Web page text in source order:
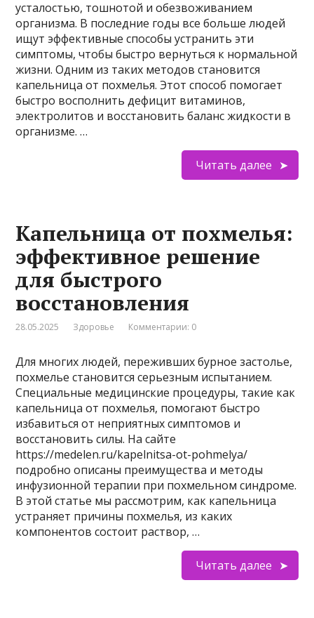
усталостью, тошнотой и обезвоживанием
организма. В последние годы все больше людей
ищут эффективные способы устранить эти
симптомы, чтобы быстро вернуться к нормальной
жизни. Одним из таких методов становится
капельница от похмелья. Этот способ помогает
быстро восполнить дефицит витаминов,
электролитов и восстановить баланс жидкости в
организме. …
Читать далее
Капельница от похмелья:
эффективное решение
для быстрого
восстановления
28.05.2025 Здоровье Комментарии: 0
Для многих людей, переживших бурное застолье,
похмелье становится серьезным испытанием.
Специальные медицинские процедуры, такие как
капельница от похмелья, помогают быстро
избавиться от неприятных симптомов и
восстановить силы. На сайте
https://medelen.ru/kapelnitsa-ot-pohmelya/
подробно описаны преимущества и методы
инфузионной терапии при похмельном синдроме.
В этой статье мы рассмотрим, как капельница
устраняет причины похмелья, из каких
компонентов состоит раствор, …
Читать далее